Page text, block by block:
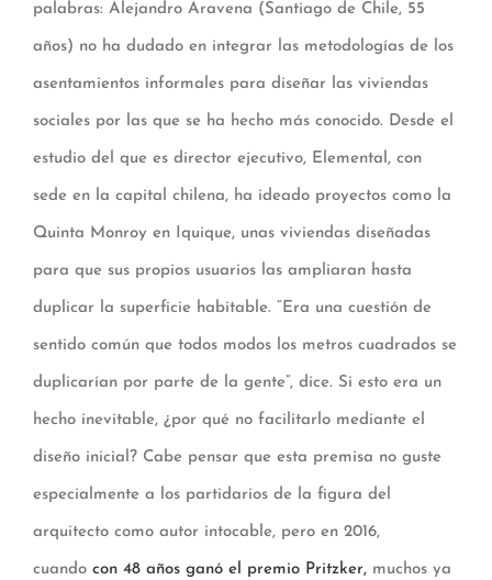
palabras: Alejandro Aravena (Santiago de Chile, 55
años) no ha dudado en integrar las metodologías de los
asentamientos informales para diseñar las viviendas
sociales por las que se ha hecho más conocido. Desde el
estudio del que es director ejecutivo, Elemental, con
sede en la capital chilena, ha ideado proyectos como la
Quinta Monroy en Iquique, unas viviendas diseñadas
para que sus propios usuarios las ampliaran hasta
duplicar la superficie habitable. “Era una cuestión de
sentido común que todos modos los metros cuadrados se
duplicarían por parte de la gente”, dice. Si esto era un
hecho inevitable, ¿por qué no facilitarlo mediante el
diseño inicial? Cabe pensar que esta premisa no guste
especialmente a los partidarios de la figura del
arquitecto como autor intocable, pero en 2016,
cuando con 48 años ganó el premio Pritzker, muchos ya